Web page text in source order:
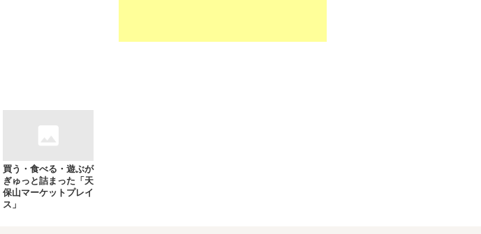
買う・食べる・遊ぶが
ぎゅっと詰まった「天
保山マーケットプレイ
ス」